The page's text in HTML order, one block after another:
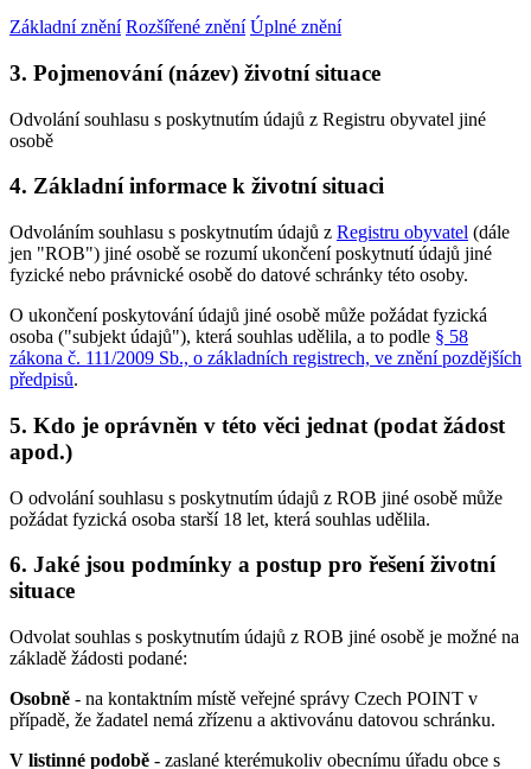
Základní znění Rozšířené znění Úplné znění
3. Pojmenování (název) životní situace
Odvolání souhlasu s poskytnutím údajů z Registru obyvatel jiné
osobě
4. Základní informace k životní situaci
Odvoláním souhlasu s poskytnutím údajů z Registru obyvatel (dále
jen "ROB") jiné osobě se rozumí ukončení poskytnutí údajů jiné
fyzické nebo právnické osobě do datové schránky této osoby.
O ukončení poskytování údajů jiné osobě může požádat fyzická
osoba ("subjekt údajů"), která souhlas udělila, a to podle § 58
zákona č. 111/2009 Sb., o základních registrech, ve znění pozdějších
předpisů.
5. Kdo je oprávněn v této věci jednat (podat žádost
apod.)
O odvolání souhlasu s poskytnutím údajů z ROB jiné osobě může
požádat fyzická osoba starší 18 let, která souhlas udělila.
6. Jaké jsou podmínky a postup pro řešení životní
situace
Odvolat souhlas s poskytnutím údajů z ROB jiné osobě je možné na
základě žádosti podané:
Osobně - na kontaktním místě veřejné správy Czech POINT v
případě, že žadatel nemá zřízenu a aktivovánu datovou schránku.
V listinné podobě - zaslané kterémukoliv obecnímu úřadu obce s